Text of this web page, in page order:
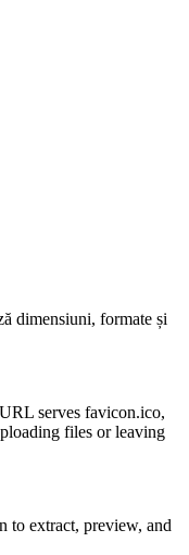
dimensiuni, formate și
serves favicon.ico,
files or leaving
to extract, preview, and